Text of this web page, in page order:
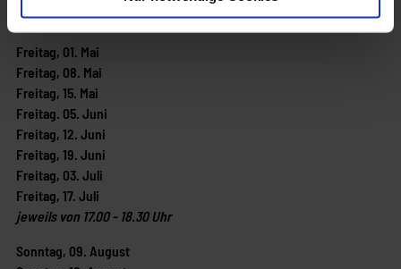
Freitag, 01. Mai
Freitag, 08. Mai
Freitag, 15. Mai
Freitag. 05. Juni
Freitag, 12. Juni
Freitag, 19. Juni
Freitag, 03. Juli
Freitag, 17. Juli
jeweils von 17.00 - 18.30 Uhr
Sonntag, 09. August